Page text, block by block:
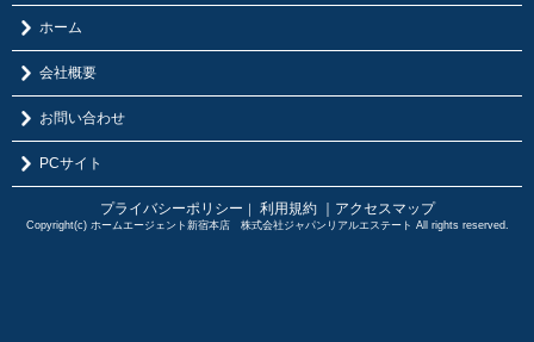
ホーム
会社概要
お問い合わせ
PCサイト
プライバシーポリシー ｜ 利用規約 ｜アクセスマップ
Copyright(c) ホームエージェント新宿本店 株式会社ジャパンリアルエステート All rights reserved.